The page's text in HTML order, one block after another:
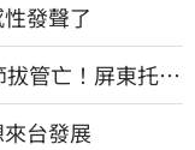
發聲了
管亡！屏東托嬰
台發展